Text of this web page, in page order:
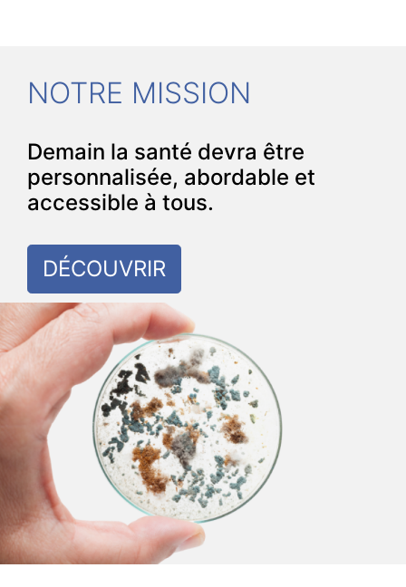
NOTRE MISSION
Demain la santé devra être
personnalisée, abordable et
accessible à tous.
DÉCOUVRIR